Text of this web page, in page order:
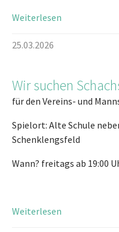
Weiterlesen
25.03.2026
Wir suchen
für den Vereins- und
Spielort: Alte Schule
Schenklengsfeld
Wann? freitags ab 19:00
Weiterlesen